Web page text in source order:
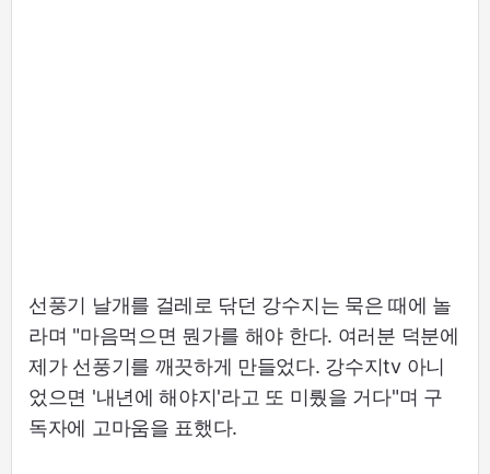
선풍기 날개를 걸레로 닦던 강수지는 묵은 때에 놀
라며 "마음먹으면 뭔가를 해야 한다. 여러분 덕분에
제가 선풍기를 깨끗하게 만들었다. 강수지tv 아니
었으면 '내년에 해야지'라고 또 미뤘을 거다"며 구
독자에 고마움을 표했다.